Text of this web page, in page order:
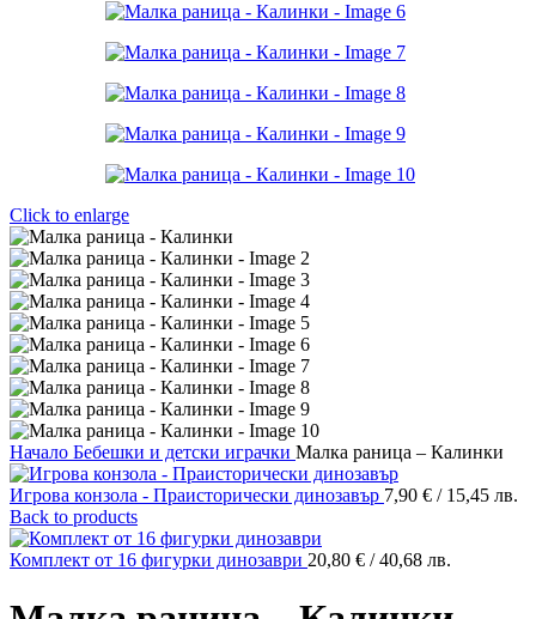
Click to enlarge
Начало Бебешки и детски играчки Малка раница – Калинки
Игрова конзола - Праисторически динозавър 7,90 € / 15,45 лв.
Back to products
Комплект от 16 фигурки динозаври 20,80 € / 40,68 лв.